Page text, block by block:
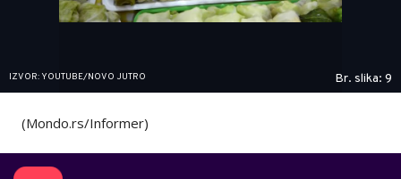
IZVOR: YOUTUBE/NOVO JUTRO Br. slika: 9
(Mondo.rs/Informer)